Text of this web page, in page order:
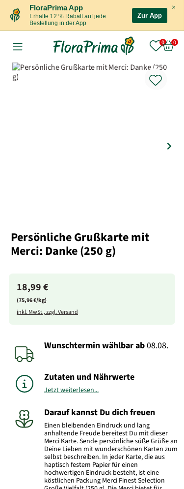
×
FloraPrima App
Erhalte 12 % Rabatt auf jede
Bestellung in der App
Zur App
Persönliche Grußkarte mit
Merci: Danke (250 g)
18,99 €
(75,96 €/kg)
inkl. MwSt., zzgl. Versand
Wunschtermin wählbarab08.08.
Zutaten und Nährwerte
Jetzt weiterlesen...
Darauf kannst Du dich freuen
Einen bleibenden Eindruck und lang
anhaltende Freude bereitest Du mit dieser
Merci Karte. Sende persönliche süße Grüße an
Deine Lieben mit wunderschönen Karten zum
selbst beschreiben. In jeder Karte, die aus
haptisch festem Papier für einen
hochwertigen Eindruck besteht, ist eine
köstlichen Packung Merci Finest Selection